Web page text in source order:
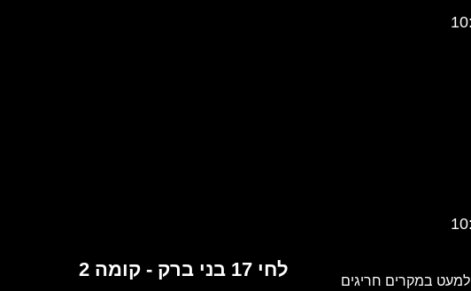
למעט במקרים חריגים
לחי 17 בני ברק - קומה 2